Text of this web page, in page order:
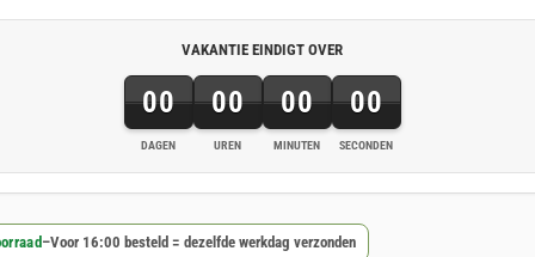
VAKANTIE EINDIGT OVER
00
DAGEN
00
UREN
00
MINUTEN
00
SECONDEN
–Voor 16:00 besteld = dezelfde werkdag verzonden